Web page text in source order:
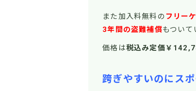
また加入料無料の フリー
3年間の盗難補償もつい
価格は税込み定価￥
跨ぎやすいのにス